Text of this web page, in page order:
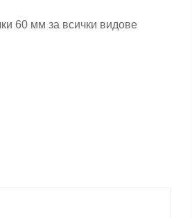
60 мм за всички видове